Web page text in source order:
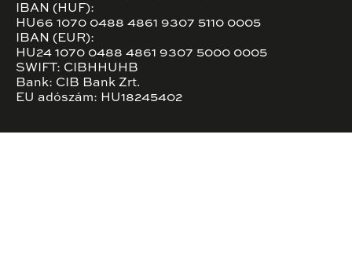
IBAN (HUF):
HU66 1070 0488 4861 9307 5110 0005
IBAN (EUR):
HU24 1070 0488 4861 9307 5000 0005
SWIFT: CIBHHUHB
Bank: CIB Bank Zrt.
EU adószám: HU18245402